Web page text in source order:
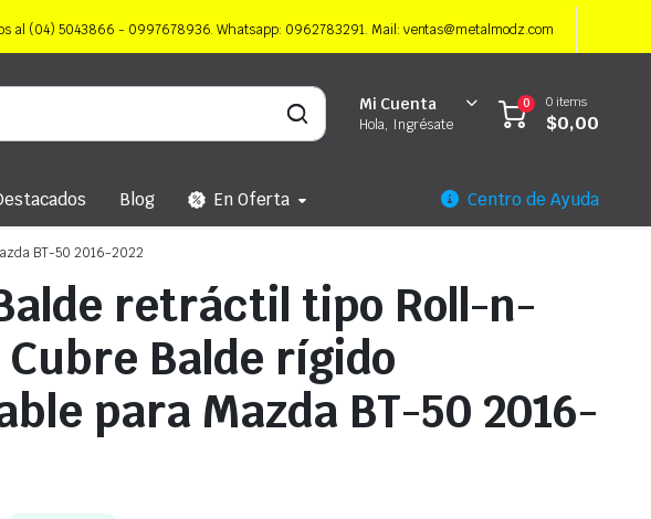
al (04) 5043866 - 0997678936. Whatsapp: 0962783291. Mail: ventas@metalmodz.com
Mi Cuenta
Hola, Ingrésate
0 0 items
$0,00
Blog En Oferta Centro de Ayuda
BT-50 2016-2022
retráctil tipo Roll-n-
Balde rígido
para Mazda BT-50 2016-